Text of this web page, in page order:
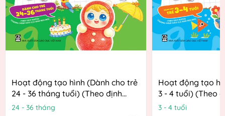
Hoạt động tạo hình (Dành cho trẻ
24 - 36 tháng tuổi) (Theo định
hướng Chương trình Giáo dục
24 - 36 tháng
Hoạt động tạo
3 - 4 tuổi) (Theo
Chương trình
3 - 4 tuổi